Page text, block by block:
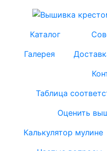
Каталог
Галерея
Таблица
Оценить
Калькулятор мулине